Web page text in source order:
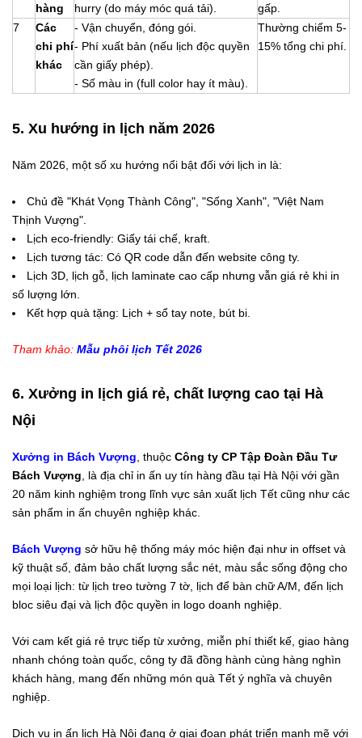
hàng
hurry (do máy móc quá tải).
gấp.
7
Các
chi phí
khác
- Vận chuyển, đóng gói.
- Phí xuất bản (nếu lịch độc quyền
cần giấy phép).
- Số màu in (full color hay ít màu).
Thường chiếm 5-
15% tổng chi phí.
5. Xu hướng in lịch năm 2026
Năm 2026, một số xu hướng nổi bật đối với lịch in là:
Chủ đề "Khát Vọng Thành Công", "Sống Xanh", "Việt Nam
Thịnh Vượng".
Lịch eco-friendly: Giấy tái chế, kraft.
Lịch tương tác: Có QR code dẫn đến website công ty.
Lịch 3D, lịch gỗ, lịch laminate cao cấp nhưng vẫn giá rẻ khi in
số lượng lớn.
Kết hợp quà tặng: Lịch + sổ tay note, bút bi.
Tham khảo: Mẫu phôi lịch Tết 2026
6. Xưởng in lịch giá rẻ, chất lượng cao tại Hà
Nội
Xưởng in Bách Vượng , thuộc Công ty CP Tập Đoàn Đầu Tư
Bách Vượng , là địa chỉ in ấn uy tín hàng đầu tại Hà Nội với gần
20 năm kinh nghiệm trong lĩnh vực sản xuất lịch Tết cũng như các
sản phẩm in ấn chuyên nghiệp khác.
Bách Vượng sở hữu hệ thống máy móc hiện đại như in offset và
kỹ thuật số, đảm bảo chất lượng sắc nét, màu sắc sống động cho
mọi loại lịch: từ lịch treo tường 7 tờ, lịch để bàn chữ A/M, đến lịch
bloc siêu đại và lịch độc quyền in logo doanh nghiệp.
Với cam kết giá rẻ trực tiếp từ xưởng, miễn phí thiết kế, giao hàng
nhanh chóng toàn quốc, công ty đã đồng hành cùng hàng nghìn
khách hàng, mang đến những món quà Tết ý nghĩa và chuyên
nghiệp.
Dịch vụ in ấn lịch Hà Nội đang ở giai đoạn phát triển mạnh mẽ với